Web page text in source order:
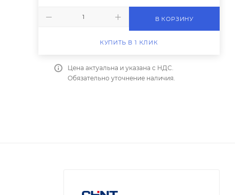
В КОРЗИНУ
КУПИТЬ В 1 КЛИК
Цена актуальна и указана с НДС.
Обязательно уточнение наличия.